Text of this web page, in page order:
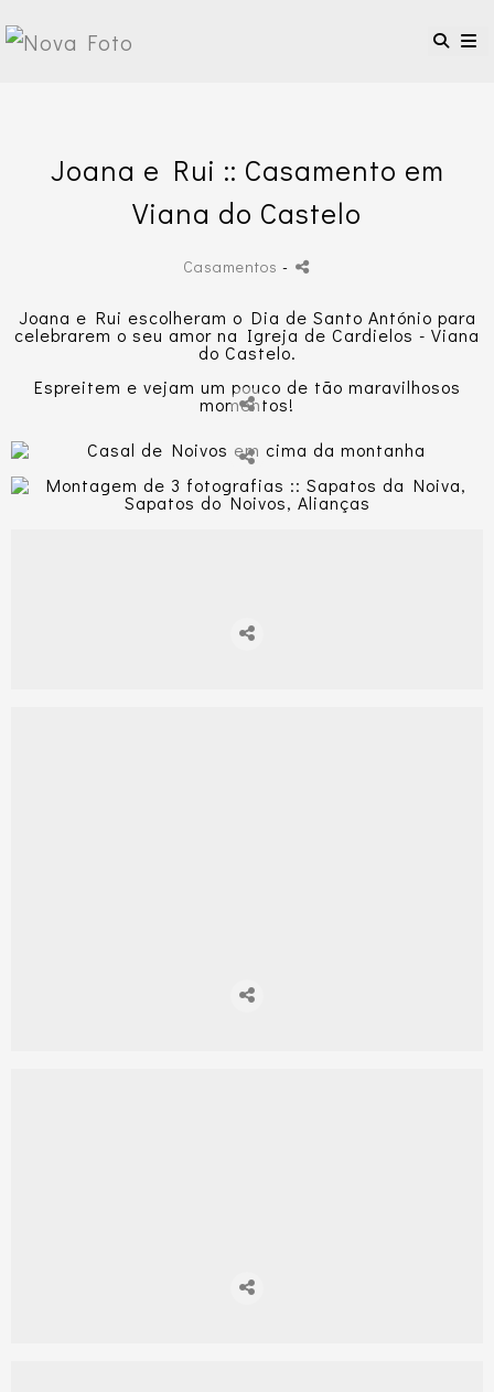
Joana e Rui :: Casamento em
Viana do Castelo
Casamentos -
Joana e Rui escolheram o Dia de Santo António para
celebrarem o seu amor na Igreja de Cardielos - Viana
do Castelo.
Espreitem e vejam um pouco de tão maravilhosos
momentos!